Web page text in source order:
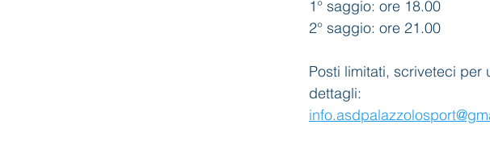
1° saggio: ore 18.00
2° saggio: ore 21.00
Posti limitati, scriveteci per
dettagli: